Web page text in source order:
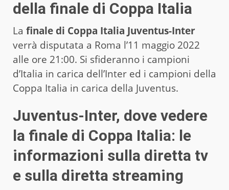
della finale di Coppa Italia
La finale di Coppa Italia Juventus-Inter
verrà disputata a Roma l’11 maggio 2022
alle ore 21:00. Si sfideranno i campioni
d’Italia in carica dell’Inter ed i campioni della
Coppa Italia in carica della Juventus.
Juventus-Inter, dove vedere
la finale di Coppa Italia: le
informazioni sulla diretta tv
e sulla diretta streaming